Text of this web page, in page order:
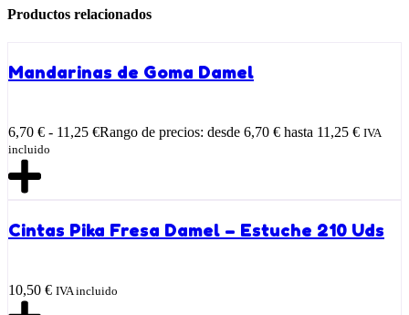
Productos relacionados
Mandarinas de Goma Damel
6,70 € - 11,25 €Rango de precios: desde 6,70 € hasta 11,25 € IVA
incluido
Cintas Pika Fresa Damel – Estuche 210 Uds
10,50 € IVA incluido